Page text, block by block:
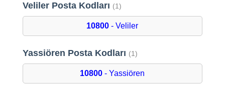
Veliler Posta Kodları (1)
10800 - Veliler
Yassiören Posta Kodları (1)
10800 - Yassiören